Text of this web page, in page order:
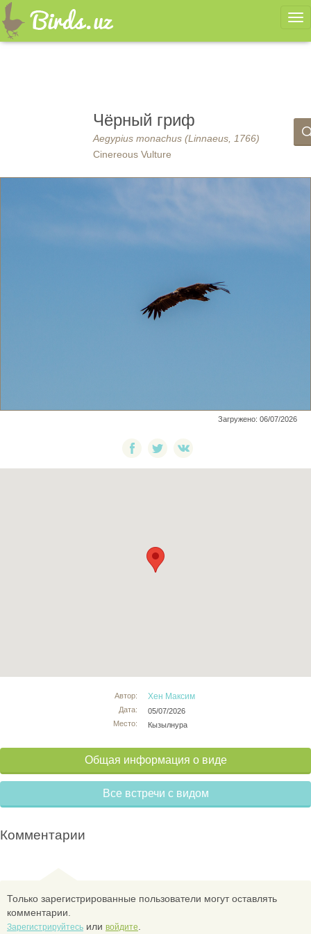
Чёрный гриф
Aegypius monachus (Linnaeus, 1766)
Cinereous Vulture
Загружено: 06/07/2026
Автор:
Дата:
Место:
Хен Максим
05/07/2026
Кызылнура
Общая информация о виде
Все встречи с видом
Комментарии
Только зарегистрированные пользователи могут оставлять
комментарии.
Зарегистрируйтесь или войдите